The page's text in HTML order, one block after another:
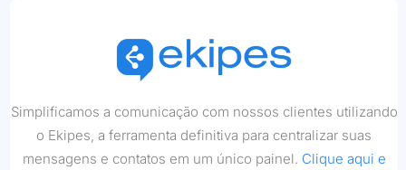
Simplificamos a comunicação com nossos clientes utilizando
o Ekipes, a ferramenta definitiva para centralizar suas
mensagens e contatos em um único painel. Clique aqui e